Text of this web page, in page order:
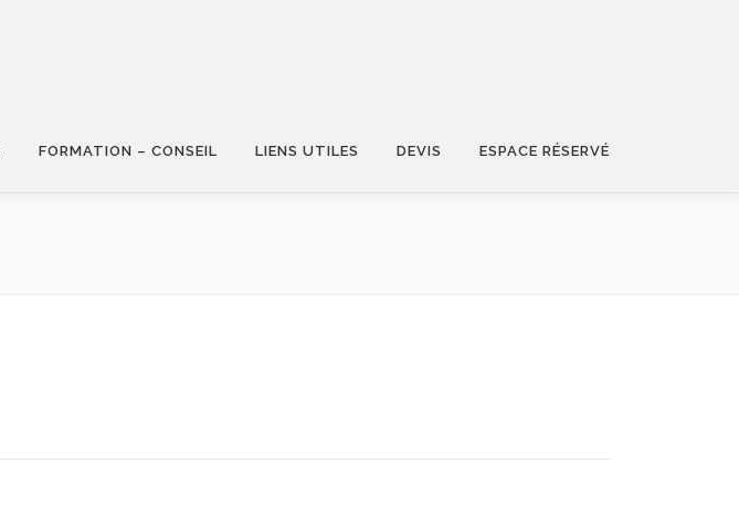
FORMATION – CONSEIL LIENS UTILES DEVIS ESPACE RÉSERVÉ